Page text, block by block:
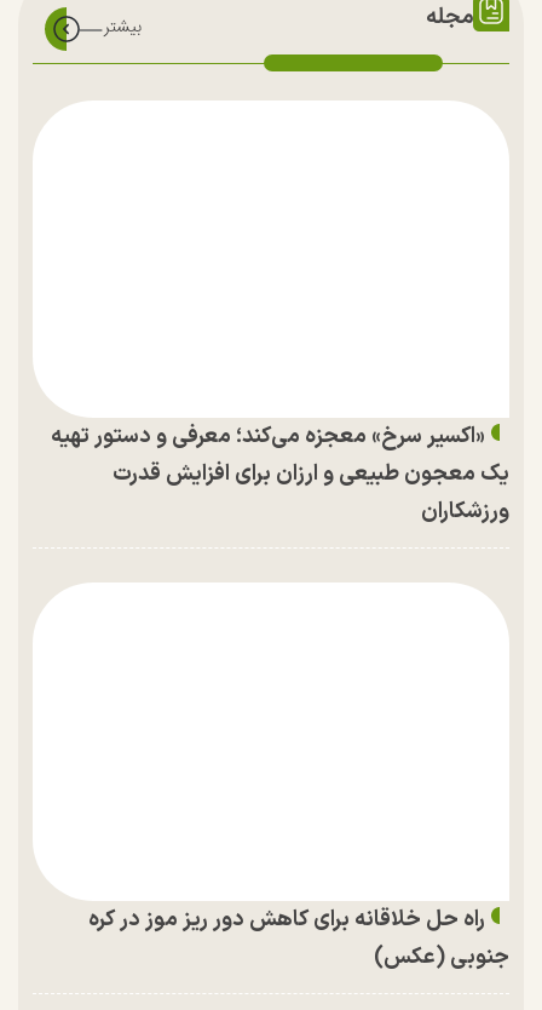
مجله
«اکسیر سرخ» معجزه می‌کند؛ معرفی و دستور تهیه
یک معجون طبیعی و ارزان برای افزایش قدرت
ورزشکاران
راه حل خلاقانه برای کاهش دور ریز موز در کره
جنوبی (عکس)